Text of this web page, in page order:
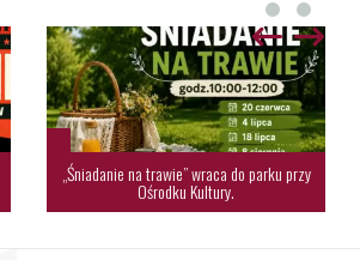
„Śniadanie na trawie” wraca do parku przy
Ośrodku Kultury.